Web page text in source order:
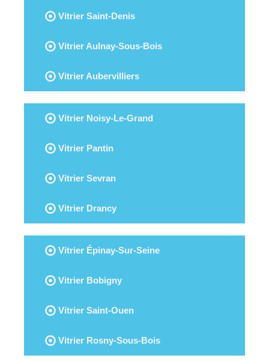
Vitrier Saint-Denis
Vitrier Aulnay-Sous-Bois
Vitrier Aubervilliers
Vitrier Noisy-Le-Grand
Vitrier Pantin
Vitrier Sevran
Vitrier Drancy
Vitrier Épinay-Sur-Seine
Vitrier Bobigny
Vitrier Saint-Ouen
Vitrier Rosny-Sous-Bois